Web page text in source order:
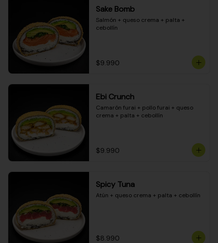
Sake Bomb
Salmón + queso crema + palta +
cebollín
$9.990
Ebi Crunch
Camarón furai + pollo furai + queso
crema + palta + cebollín
$9.990
Spicy Tuna
Atún + queso crema + palta + cebollín
$8.990